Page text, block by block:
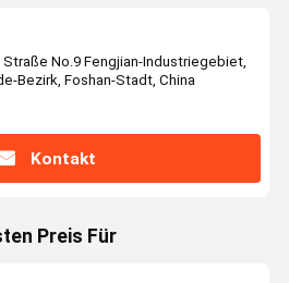
No.9 Fengjian-Industriegebiet,
Bezirk, Foshan-Stadt, China
Kontakt
Preis Für